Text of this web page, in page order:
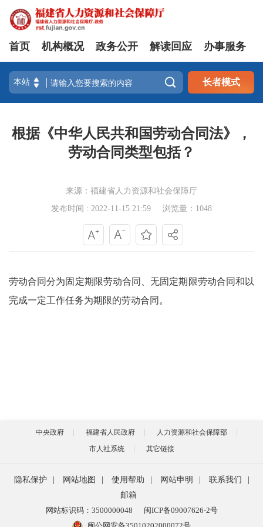
首页 机构概况 政务公开 解读回应 办事服务
 长者模式
根据《中华人民共和国劳动合同法》，
劳动合同类型包括？
来源：福建省人力资源和社会保障厅
发布时间 : 2022-11-15 21:59
浏览量：1048
劳动合同分为固定期限劳动合同、无固定期限劳动合同和以
完成一定工作任务为期限的劳动合同。
中央政府 福建省人民政府
人力资源和社会保障部
市人社系统
其它链接
隐私保护 网站地图 使用帮助 网站申明 联系我们
邮箱
网站标识码：3500000048
闽ICP备09007626-2号